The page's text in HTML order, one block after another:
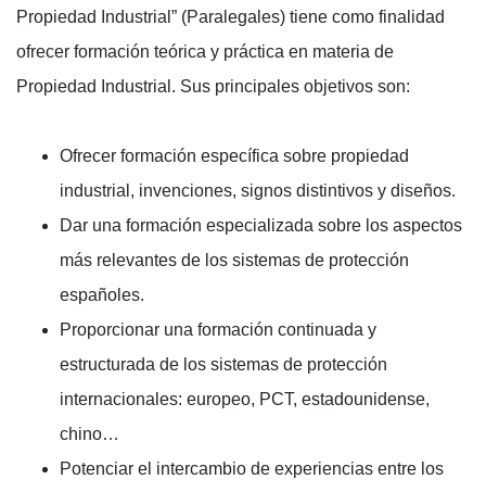
Propiedad Industrial” (Paralegales) tiene como finalidad
ofrecer formación teórica y práctica en materia de
Propiedad Industrial. Sus principales objetivos son:
Ofrecer formación específica sobre propiedad
industrial, invenciones, signos distintivos y diseños.
Dar una formación especializada sobre los aspectos
más relevantes de los sistemas de protección
españoles.
Proporcionar una formación continuada y
estructurada de los sistemas de protección
internacionales: europeo, PCT, estadounidense,
chino…
Potenciar el intercambio de experiencias entre los